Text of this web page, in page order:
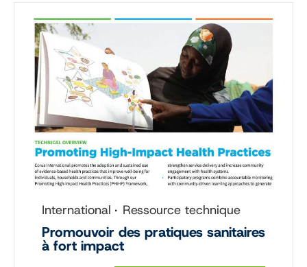
International Ressource technique
Promouvoir des pratiques sanitaires
à fort impact